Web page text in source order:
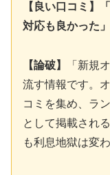
【良い口コミ】
対応も良かった」
【論破】
「新規
流す情報です。
コミを集め、ラ
として掲載され
も利息地獄は変